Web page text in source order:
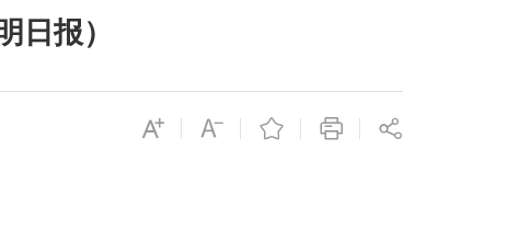
日报）